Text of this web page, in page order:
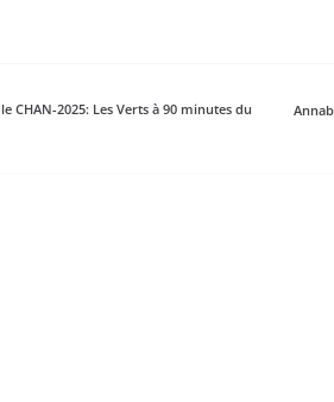
CHAN-2025: Les Verts à 90 minutes du